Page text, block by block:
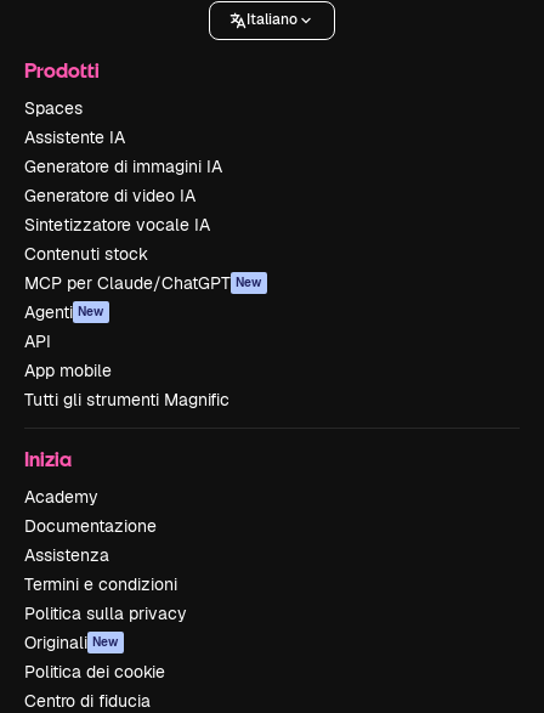
Italiano
Prodotti
Spaces
Assistente IA
Generatore di immagini IA
Generatore di video IA
Sintetizzatore vocale IA
Contenuti stock
MCP per Claude/ChatGPT New
Agenti New
API
App mobile
Tutti gli strumenti Magnific
Inizia
Academy
Documentazione
Assistenza
Termini e condizioni
Politica sulla privacy
Originali New
Politica dei cookie
Centro di fiducia